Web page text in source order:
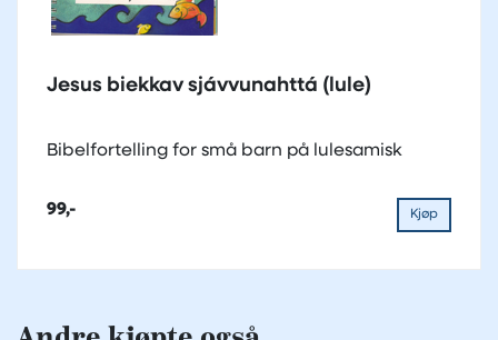
Jesus biekkav sjávvunahttá (lule)
Bibelfortelling for små barn på lulesamisk
99,- Kjøp